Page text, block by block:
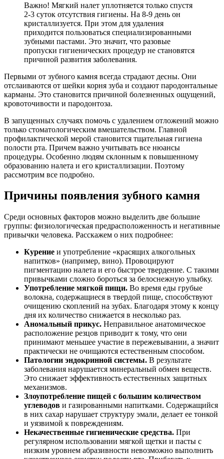
Важно! Мягкий налет уплотняется только спустя
2-3 суток отсутствия гигиены. На 8-9 день он
кристаллизуется. При этом для удаления
приходится пользоваться специализированными
зубными пастами. Это значит, что разовые
пропуски гигиенических процедур не становятся
причиной развития заболевания.
Первыми от зубного камня всегда страдают десны. Они
отслаиваются от шейки корня зуба и создают пародонтальные
карманы. Это становится причиной болезненных ощущений,
кровоточивости и пародонтоза.
В запущенных случаях помочь с удалением отложений можно
только стоматологическим вмешательством. Главной
профилактической мерой становится тщательная гигиена
полости рта. Причем важно учитывать все нюансы
процедуры. Особенно людям склонным к повышенному
образованию налета и его кристаллизации. Поэтому
рассмотрим все подробно.
Причины появления зубного камня
Среди основных факторов можно выделить две большие
группы: физиологическая предрасположенность и негативные
привычки человека. Расскажем о них подробнее:
Курение и употребление «красящих алкогольных
напитков» (например, вино). Провоцируют
пигментацию налета и его быстрое твердение. С такими
привычками сложно бороться за белоснежную улыбку.
Употребление мягкой пищи. Во время еды грубые
волокна, содержащиеся в твердой пище, способствуют
очищению скоплений на зубах. Благодаря этому к концу
дня их количество снижается в несколько раз.
Аномальный прикус. Неправильное анатомическое
расположение резцов приводит к тому, что они
принимают меньшее участие в пережевывании, а значит
практически не очищаются естественным способом.
Патологии эндокринной системы. В результате
заболевания нарушается минеральный обмен веществ.
Это снижает эффективность естественных защитных
механизмов.
Злоупотребление пищей с большим количеством
углеводов и газированными напитками. Содержащийся
в них сахар нарушает структуру эмали, делает ее тонкой
и уязвимой к повреждениям.
Некачественные гигиенические средства. При
регулярном использовании мягкой щетки и пасты с
низким уровнем абразивности невозможно выполнить